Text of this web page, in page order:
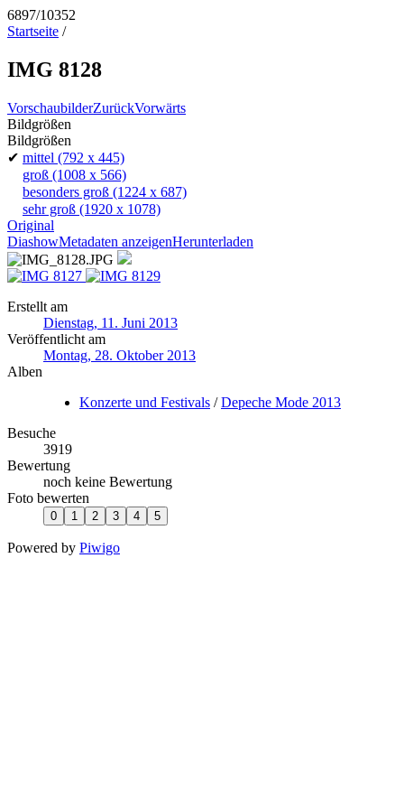
6897/10352
Startseite /
IMG 8128
VorschaubilderZurückVorwärts
Bildgrößen
Bildgrößen
✔ mittel (792 x 445)
groß (1008 x 566)
besonders groß (1224 x 687)
sehr groß (1920 x 1078)
Original
DiashowMetadaten anzeigenHerunterladen
Erstellt am
Dienstag, 11. Juni 2013
Veröffentlicht am
Montag, 28. Oktober 2013
Alben
Konzerte und Festivals /Depeche Mode 2013
Besuche
3919
Bewertung
noch keine Bewertung
Foto bewerten
Powered by Piwigo